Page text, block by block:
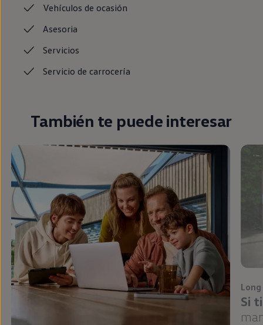
Vehículos de ocasión
Asesoria
Servicios
Servicio de carrocería
También te puede interesar
Si